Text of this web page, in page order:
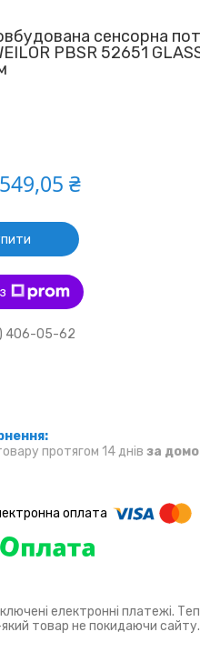
сенсорна
PBSR 52651
₴
406-05-62
протягом 14 днів за
електронні платежі.
товар не покидаючи сайту.